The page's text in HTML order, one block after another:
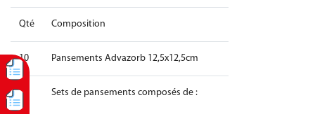
Qté Composition
10 Pansements Advazorb 12,5x12,5cm
10 Sets de pansements composés de :